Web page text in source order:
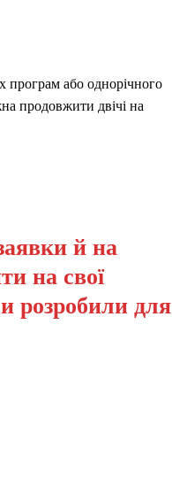
програм або однорічного
продовжити двічі на
й на
на свої
розробили для